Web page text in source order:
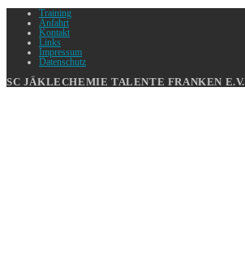
Training
Anfahrt
Kontakt
Links
Impressum
Datenschutz
SC JÄKLECHEMIE TALENTE FRANKEN E.V.